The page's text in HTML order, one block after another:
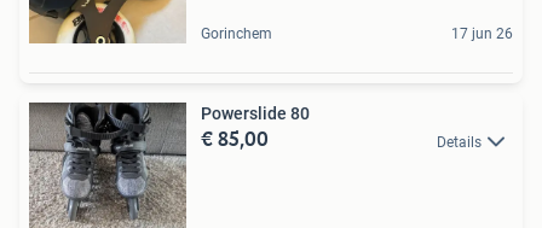
Gorinchem 17 jun 26
Powerslide 80
€ 85,00 Details